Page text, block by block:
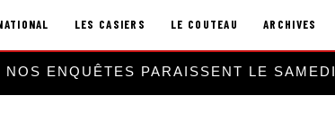
LES CASIERS LE COUTEAU ARCHIVES
NOS ENQUÊTES PARAISSENT LE SAMEDI